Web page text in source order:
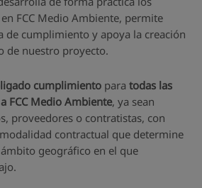
FCC Medio Ambiente, permite
de cumplimiento y apoya la creación
de nuestro proyecto.
cumplimiento para todas las
FCC Medio Ambiente, ya sean
proveedores o contratistas, con
contractual que determine
geográfico en el que